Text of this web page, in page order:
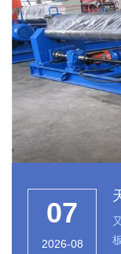
07
2026-08